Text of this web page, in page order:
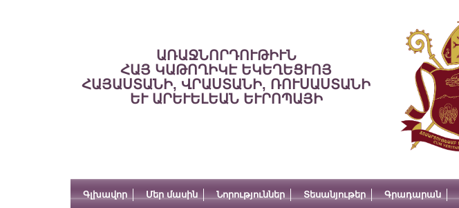
ԱՌԱՋՆՈՐԴՈՒԹԻՒՆ
ՀԱՅ ԿԱԹՈՂԻԿԷ ԵԿԵՂԵՑՒՈՅ
ՀԱՅԱՍՏԱՆԻ, ՎՐԱՍՏԱՆԻ, ՌՈՒՍԱՍՏԱՆԻ
ԵՒ ԱՐԵՒԵԼԵԱՆ ԵՒՐՈՊԱՅԻ
Գլխավոր Մեր մասին Նորություններ Տեսանյութեր Գրադարան